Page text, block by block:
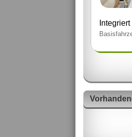
Integriert